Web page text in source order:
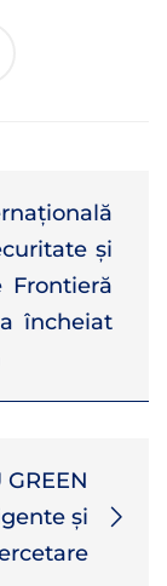
și
Frontieră
încheiat
și